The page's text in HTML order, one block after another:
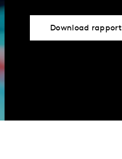
Download rapport